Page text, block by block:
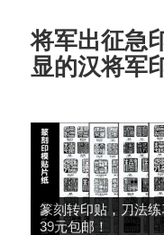
将军出征急
显的汉将军
大师推荐，细柳系
刀，49元包邮！